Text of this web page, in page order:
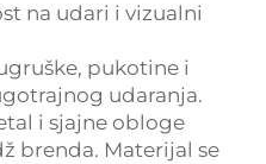
na udari i vizualni
pukotine i
udaranja.
i sjajne obloge
brenda. Materijal se